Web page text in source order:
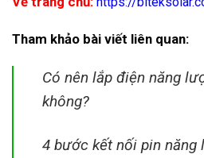
Tham khảo bài viết liên quan:
Có nên lắp điện năng
không?
4 bước kết nối pin năng